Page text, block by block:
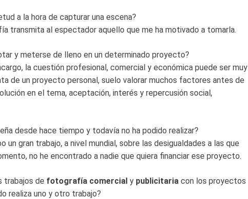
a la hora de capturar una escena?
transmita al espectador aquello que me ha motivado a tomarla.
y meterse de lleno en un determinado proyecto?
la cuestión profesional, comercial y económica puede ser muy
de un proyecto personal, suelo valorar muchos factores antes de
en el tema, aceptación, interés y repercusión social,
desde hace tiempo y todavía no ha podido realizar?
un gran trabajo, a nivel mundial, sobre las desigualdades a las que
no he encontrado a nadie que quiera financiar ese proyecto.
trabajos de fotografía comercial y publicitaria con los proyectos
realiza uno y otro trabajo?